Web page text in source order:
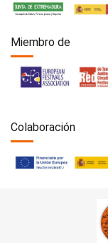
Miembro de
Colaboración